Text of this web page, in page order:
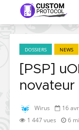
DOSSIERS NEWS
[PSP]
novateur
Wirus 16
1 447 vues
6